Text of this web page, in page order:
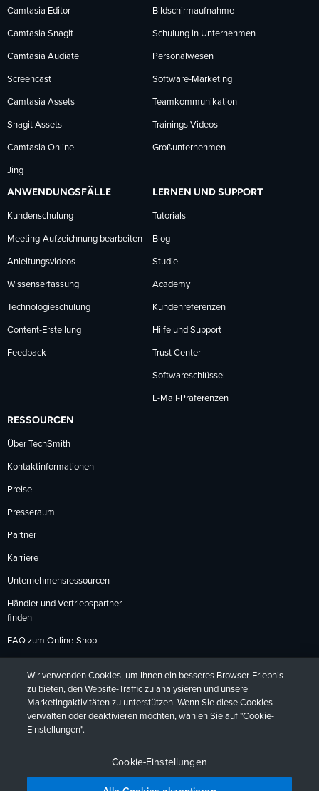
Facebook
folgen
LinkedIn
folgen
YouTube
folgen
Camtasia Editor
Camtasia Snagit
Camtasia Audiate
Screencast
Camtasia Assets
Snagit Assets
Camtasia Online
Jing
Bildschirmaufnahme
Schulung in Unternehmen
Personalwesen
Software-Marketing
Teamkommunikation
Trainings-Videos
Großunternehmen
ANWENDUNGSFÄLLE
Kundenschulung
Meeting-Aufzeichnung bearbeiten
Anleitungsvideos
Wissenserfassung
Technologieschulung
Content-Erstellung
Feedback
LERNEN UND SUPPORT
Tutorials
Blog
Studie
Academy
Kundenreferenzen
Hilfe und Support
Trust Center
Softwareschlüssel
E-Mail-Präferenzen
RESSOURCEN
Über TechSmith
Kontaktinformationen
Preise
Presseraum
Partner
Karriere
Unternehmensressourcen
Händler und Vertriebspartner
finden
FAQ zum Online-Shop
Rückgabebedingungen
DeutschFrançaisEspañol日本語
Wir verwenden Cookies, um Ihnen ein besseres Browser-Erlebnis
zu bieten, den Website-Traffic zu analysieren und unsere
Marketingaktivitäten zu unterstützen. Wenn Sie diese Cookies
verwalten oder deaktivieren möchten, wählen Sie auf "Cookie-
Einstellungen".
Cookie-Einstellungen